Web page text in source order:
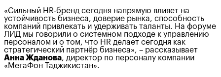
«Сильный HR-бренд сегодня напрямую влияет на
устойчивость бизнеса, доверие рынка, способность
компаний привлекать и удерживать таланты. На форуме
ЛИД мы говорили о системном подходе к управлению
персоналом и о том, что HR делает сегодня как
стратегический партнёр бизнеса», – рассказывает
Анна Жданова, директор по персоналу компании
«МегаФон Таджикистан».